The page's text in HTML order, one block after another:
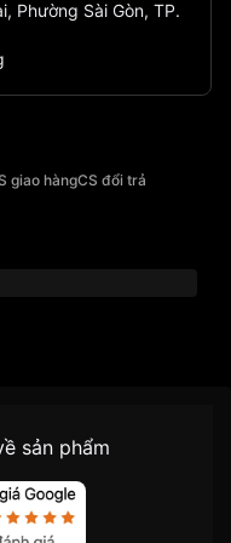
Phường Sài Gòn, TP.
giao hàngCS đổi trả
tiện lợi –
sản phẩm